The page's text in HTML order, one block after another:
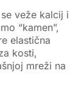
veže kalcij i
“kamen”,
elastična
kosti,
mreži na